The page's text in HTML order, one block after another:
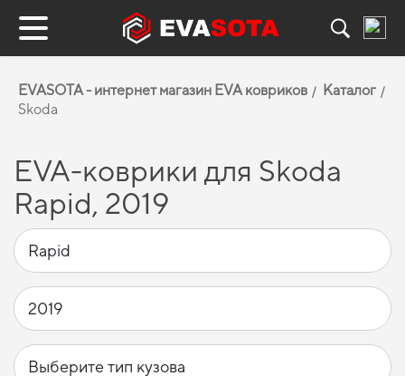
EVASOTA - интернет магазин EVA ковриков
Каталог
Skoda
EVA-коврики для Skoda
Rapid, 2019